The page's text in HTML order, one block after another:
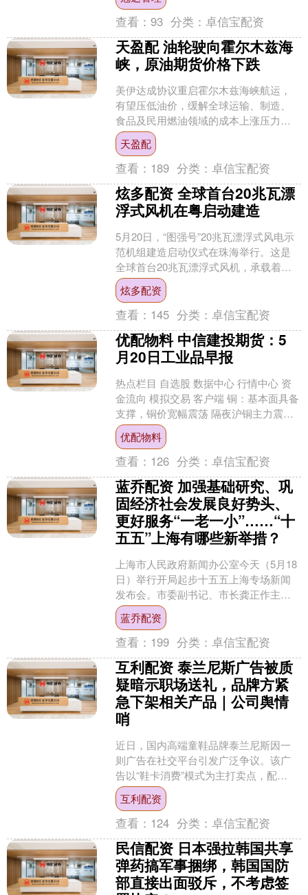
查看：93 分类：卓信宝配资
天盈配 油轮驶向霍尔木兹海
峡，原油期货价格下跌
美伊达成协议重启霍尔木兹海峡航运，
有望压低油价，缓解全球运输、制造、
食品及民用燃油领域的成本上涨压力。
不过协议带来的利好分布不均，且传导
尚需时日。海峡通行拥堵....
天盈配
查看： 189 分类：卓信宝配资
炫多配资 全球首台20兆瓦漂
浮式风机在粤启动建造
5月20日，“图强号”20兆瓦漂浮式风电示
范机组建造启动仪式在珠海举行。这是
全球首台20兆瓦漂浮式风机，承载着国
家重点研发计划成果转化和工程实证任
务，是我国深远....
炫多配资
查看： 145 分类：卓信宝配资
优配物料 中信建投期货：5
月20日工业品早报
热点栏目 自选股 数据中心 行情中心 资
金流向 模拟交易 客户端 铜：基本面具备
支撑，铜价宽幅震荡 隔夜沪铜主力震荡
回调至10.37万元左右，伦铜收跌
13430....
优配物料
查看： 126 分类：卓信宝配资
蓝乔配资 加强基础研究、巩
固经济社会发展良好势头、
更好服务“一老一小”……“十
五五”上海有哪些新举措？
上海市人民政府新闻办公室今天（5月18
日）举行开局起步十五五上海专场新闻
发布会。市委副书记、市长龚正作主题
发布，并回答中外记者的提问。市政府
副秘书长、市发展改革....
蓝乔配资
查看： 199 分类：卓信宝配资
互利配资 泰兰尼斯广告被质
疑暗示职场送礼，品牌方紧
急下架相关产品｜公司舆情
哨
近日，国内高端童鞋品牌泰兰尼斯因一
则广告在社交平台引发广泛争议。该广
告以“鞋卡消费”模式为主打卖点，配
文“工作上承蒙您照顾，孩子的小脚我来
照顾”，广告画面还呈现....
互利配资
查看： 124 分类：卓信宝配资
民信配资 日本强拉韩国共享
弹药搞军事捆绑，韩国国防
部直接出面驳斥，不考虑签